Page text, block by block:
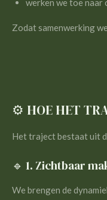
Zodat samenwerking
⚙️ HOE HET
Het traject bestaat uit
🔹 1. Zichtbaar
We brengen de